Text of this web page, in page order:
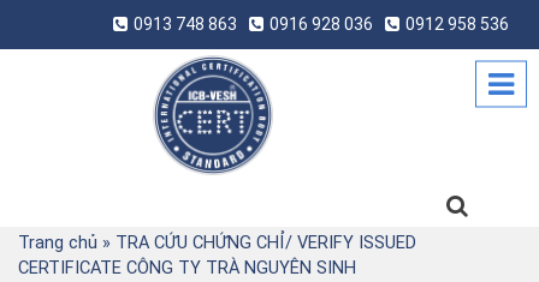
0913 748 863 0916 928 036 0912 958 536
Trang chủ » TRA CỨU CHỨNG CHỈ/ VERIFY ISSUED
CERTIFICATE CÔNG TY TRÀ NGUYÊN SINH